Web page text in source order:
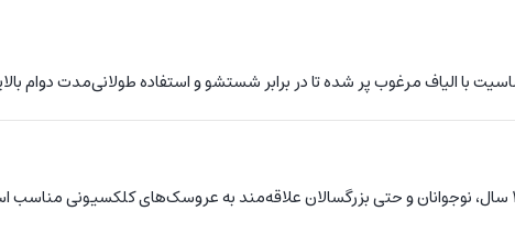
با الیاف مرغوب پر شده تا در برابر شستشو و استفاده طولانی‌مدت دوام